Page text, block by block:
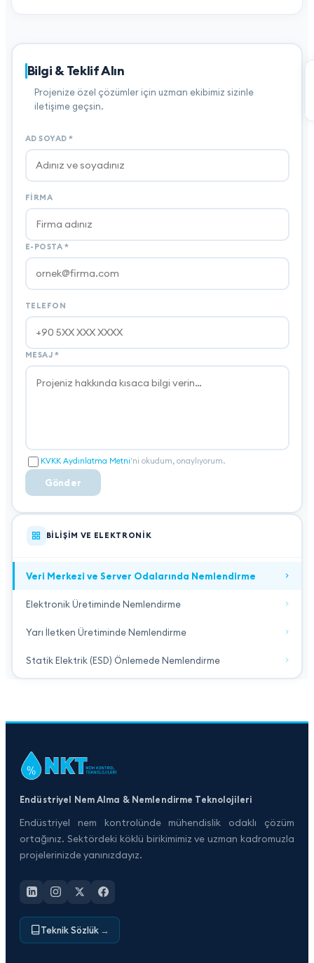
Bilgi & Teklif Alın
Projenize özel çözümler için uzman ekibimiz sizinle
iletişime geçsin.
AD SOYAD *
FIRMA
E-POSTA *
TELEFON
MESAJ *
KVKK Aydınlatma Metni'ni okudum, onaylıyorum.
Gönder
BILIŞIM VE ELEKTRONIK
Veri Merkezi ve Server Odalarında Nemlendirme
Elektronik Üretiminde Nemlendirme
Yarı İletken Üretiminde Nemlendirme
Statik Elektrik (ESD) Önlemede Nemlendirme
Endüstriyel Nem Alma & Nemlendirme Teknolojileri
Endüstriyel nem kontrolünde mühendislik odaklı çözüm
ortağınız. Sektördeki köklü birikimimiz ve uzman kadromuzla
projelerinizde yanınızdayız.
Teknik Sözlük →